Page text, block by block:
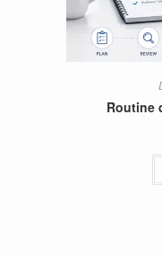
Routine